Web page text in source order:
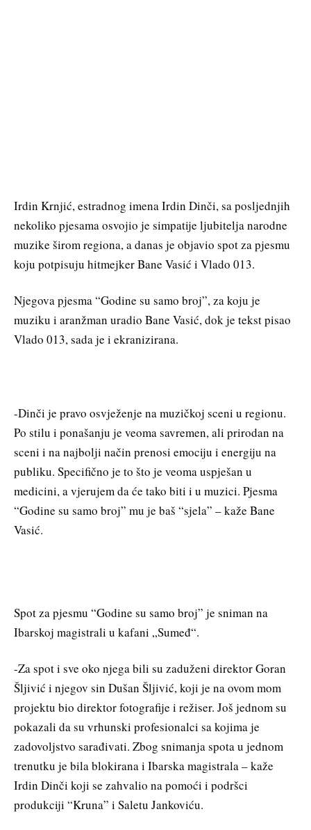
Irdin Krnjić, estradnog imena Irdin Dinči, sa posljednjih
nekoliko pjesama osvojio je simpatije ljubitelja narodne
muzike širom regiona, a danas je objavio spot za pjesmu
koju potpisuju hitmejker Bane Vasić i Vlado 013.
Njegova pjesma “Godine su samo broj”, za koju je
muziku i aranžman uradio Bane Vasić, dok je tekst pisao
Vlado 013, sada je i ekranizirana.
-Dinči je pravo osvježenje na muzičkoj sceni u regionu.
Po stilu i ponašanju je veoma savremen, ali prirodan na
sceni i na najbolji način prenosi emociju i energiju na
publiku. Specifično je to što je veoma uspješan u
medicini, a vjerujem da će tako biti i u muzici. Pjesma
“Godine su samo broj” mu je baš “sjela” – kaže Bane
Vasić.
Spot za pjesmu “Godine su samo broj” je sniman na
Ibarskoj magistrali u kafani „Sumeđ“.
-Za spot i sve oko njega bili su zaduženi direktor Goran
Šljivić i njegov sin Dušan Šljivić, koji je na ovom mom
projektu bio direktor fotografije i režiser. Još jednom su
pokazali da su vrhunski profesionalci sa kojima je
zadovoljstvo sarađivati. Zbog snimanja spota u jednom
trenutku je bila blokirana i Ibarska magistrala – kaže
Irdin Dinči koji se zahvalio na pomoći i podršci
produkciji “Kruna” i Saletu Jankoviću.